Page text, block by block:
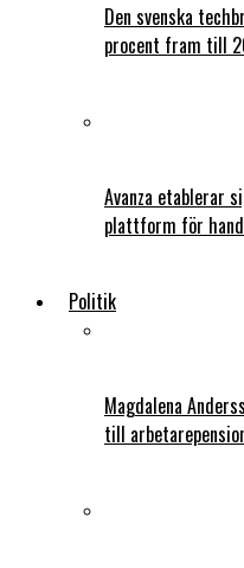
Den svenska
procent fram till
Avanza etablerar
plattform för
Politik
Magdalena
till